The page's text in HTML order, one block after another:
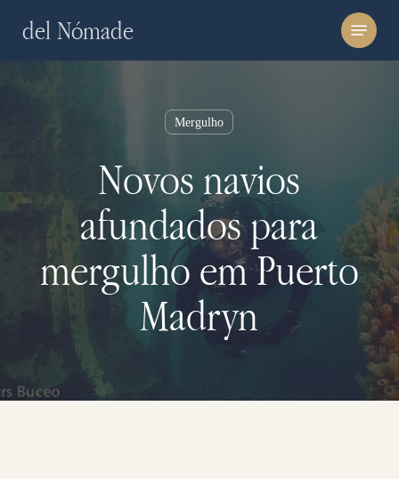
del Nómade Menu
Mergulho
Novos navios
afundados para
mergulho em Puerto
Madryn